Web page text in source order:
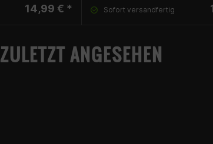
14,99 € * Sofort versandfertig
ZULETZT ANGESEHEN